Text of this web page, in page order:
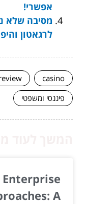
אפשרי!
מסיבה שלא
לרגאטון
casino
פיננסי ומשפטי
A